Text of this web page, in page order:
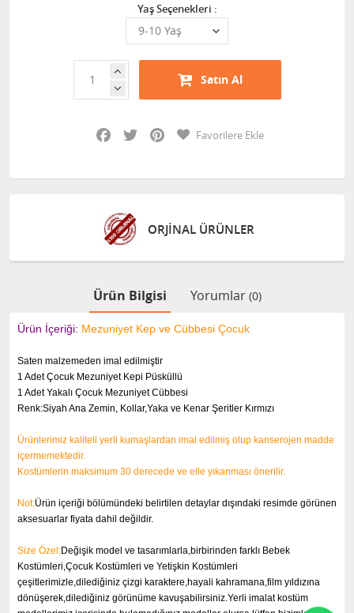
Yaş Seçenekleri :
Satın Al
Facebook
Twitter PinterestFavorilere Ekle
ORJİNAL ÜRÜNLER
Ürün Bilgisi Yorumlar (0)
Ürün İçeriği: Mezuniyet Kep ve Cübbesi Çocuk
Saten malzemeden imal edilmiştir
1 Adet Çocuk Mezuniyet Kepi Püsküllü
1 Adet Yakalı Çocuk Mezuniyet Cübbesi
Renk:Siyah Ana Zemin, Kollar,Yaka ve Kenar Şeritler Kırmızı
Ürünlerimiz kaliteli yerli kumaşlardan imal edilmiş olup kanserojen madde
içermemektedir.
Kostümlerin maksimum 30 derecede ve elle yıkanması önerilir.
Not:Ürün içeriği bölümündeki belirtilen detaylar dışındaki resimde görünen
aksesuarlar fiyata dahil değildir.
Size Özel:Değişik model ve tasarımlarla,birbirinden farklı Bebek
Kostümleri,Çocuk Kostümleri ve Yetişkin Kostümleri
çeşitlerimizle,dilediğiniz çizgi karaktere,hayali kahramana,film yıldızına
dönüşerek,dilediğiniz görünüme kavuşabilirsiniz.Yerli imalat kostüm